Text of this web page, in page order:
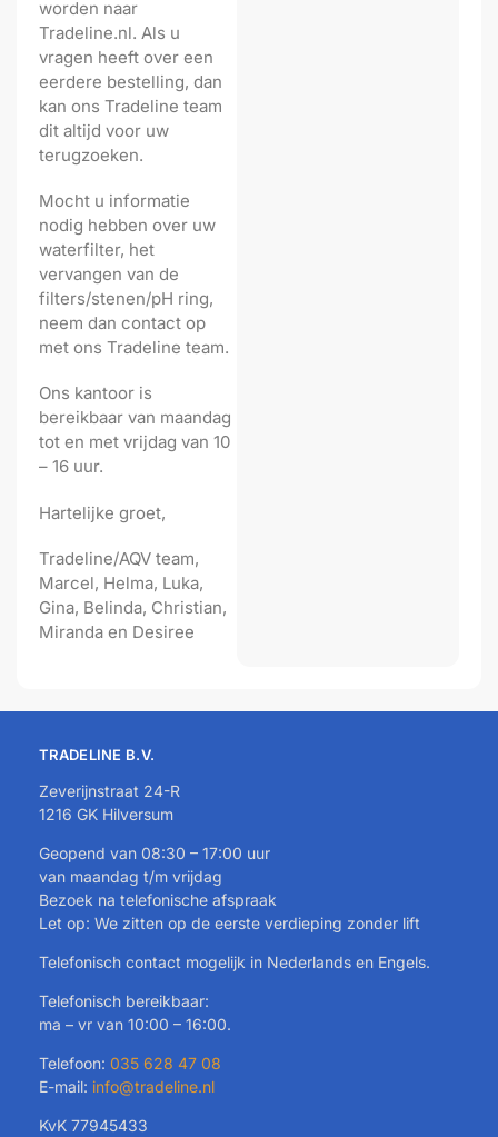
worden naar
Tradeline.nl. Als u
vragen heeft over een
eerdere bestelling, dan
kan ons Tradeline team
dit altijd voor uw
terugzoeken.
Mocht u informatie
nodig hebben over uw
waterfilter, het
vervangen van de
filters/stenen/pH ring,
neem dan contact op
met ons Tradeline team.
Ons kantoor is
bereikbaar van maandag
tot en met vrijdag van 10
– 16 uur.
Hartelijke groet,
Tradeline/AQV team,
Marcel, Helma, Luka,
Gina, Belinda, Christian,
Miranda en Desiree
TRADELINE B.V.
Zeverijnstraat 24-R
1216 GK Hilversum
Geopend van 08:30 – 17:00 uur
van maandag t/m vrijdag
Bezoek na telefonische afspraak
Let op: We zitten op de eerste verdieping zonder lift
Telefonisch contact mogelijk in Nederlands en Engels.
Telefonisch bereikbaar:
ma – vr van 10:00 – 16:00.
Telefoon: 035 628 47 08
E-mail: info@tradeline.nl
KvK 77945433